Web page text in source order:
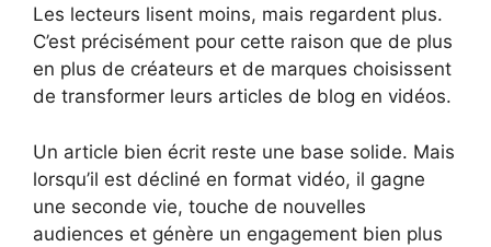
Les lecteurs lisent moins, mais regardent plus.
C’est précisément pour cette raison que de plus
en plus de créateurs et de marques choisissent
de transformer leurs articles de blog en vidéos.
Un article bien écrit reste une base solide. Mais
lorsqu’il est décliné en format vidéo, il gagne
une seconde vie, touche de nouvelles
audiences et génère un engagement bien plus